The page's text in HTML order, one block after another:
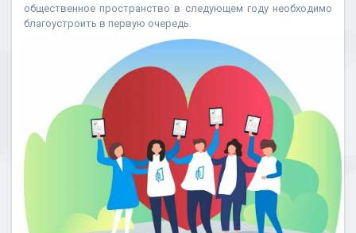
общественное пространство в следующем году необходимо
благоустроить в первую очередь.